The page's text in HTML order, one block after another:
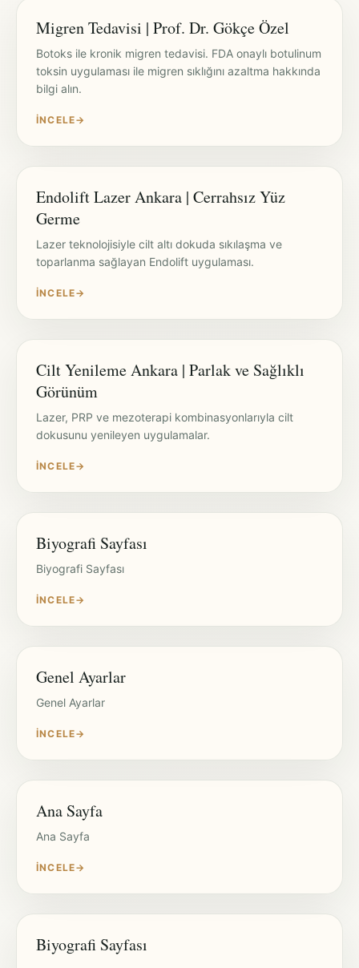
Migren Tedavisi | Prof. Dr. Gökçe Özel
Botoks ile kronik migren tedavisi. FDA onaylı botulinum
toksin uygulaması ile migren sıklığını azaltma hakkında
bilgi alın.
İNCELE→
Endolift Lazer Ankara | Cerrahsız Yüz
Germe
Lazer teknolojisiyle cilt altı dokuda sıkılaşma ve
toparlanma sağlayan Endolift uygulaması.
İNCELE→
Cilt Yenileme Ankara | Parlak ve Sağlıklı
Görünüm
Lazer, PRP ve mezoterapi kombinasyonlarıyla cilt
dokusunu yenileyen uygulamalar.
İNCELE→
Biyografi Sayfası
Biyografi Sayfası
İNCELE→
Genel Ayarlar
Genel Ayarlar
İNCELE→
Ana Sayfa
Ana Sayfa
İNCELE→
Biyografi Sayfası